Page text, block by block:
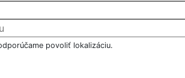
povoliť lokalizáciu.